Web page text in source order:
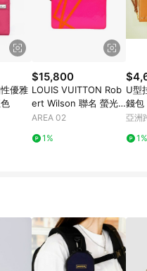
優雅
$15,800
LOUIS VUITTON Rob
ert Wilson 聯名 螢光
雙面漆皮信封包手拿包
AREA 02
1%
U型
錢包
亞洲
1%